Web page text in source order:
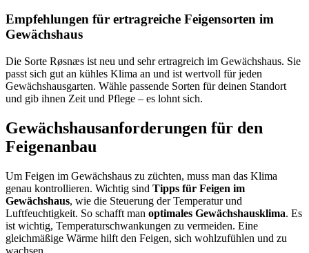
Empfehlungen für ertragreiche Feigensorten im
Gewächshaus
Die Sorte Røsnæs ist neu und sehr ertragreich im Gewächshaus. Sie
passt sich gut an kühles Klima an und ist wertvoll für jeden
Gewächshausgarten. Wähle passende Sorten für deinen Standort
und gib ihnen Zeit und Pflege – es lohnt sich.
Gewächshausanforderungen für den
Feigenanbau
Um Feigen im Gewächshaus zu züchten, muss man das Klima
genau kontrollieren. Wichtig sind Tipps für Feigen im
Gewächshaus, wie die Steuerung der Temperatur und
Luftfeuchtigkeit. So schafft man optimales Gewächshausklima. Es
ist wichtig, Temperaturschwankungen zu vermeiden. Eine
gleichmäßige Wärme hilft den Feigen, sich wohlzufühlen und zu
wachsen.